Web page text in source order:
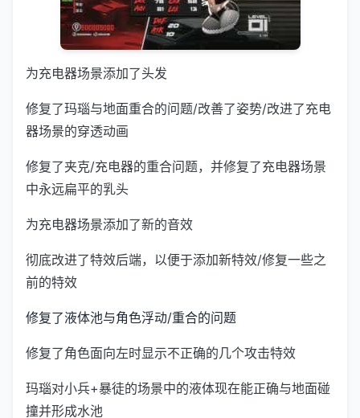
为充电器场景添加了头发
修复了玛瑙与地面重合的问题/改善了姿势/改进了充电
器场景的穿透动画
修复了夹克/充电器的重合问题，并修复了充电器场景
中永远扁平的乳头
为充电器场景添加了新的音效
彻底改进了特效后端，以便于添加新特效/修复一些之
前的特效
修复了液体池与角色浮动/重合的问题
修复了角色面向左时显示不正确的几个攻击特效
玛瑙对小兵+暴徒的场景中的液体现在能正确与地面碰
撞并形成水池